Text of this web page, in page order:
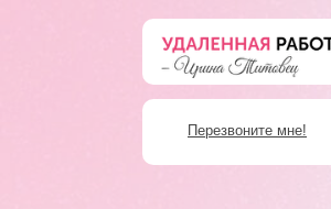
Перезвоните мне!